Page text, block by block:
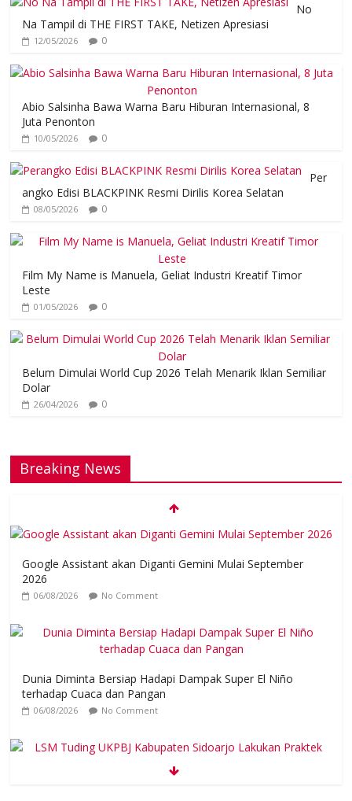
No
Na Tampil di THE FIRST TAKE, Netizen Apresiasi
12/05/2026 0
Abio Salsinha Bawa Warna Baru Hiburan Internasional, 8
Juta Penonton
10/05/2026 0
Per
angko Edisi BLACKPINK Resmi Dirilis Korea Selatan
08/05/2026 0
Film My Name is Manuela, Geliat Industri Kreatif Timor
Leste
01/05/2026 0
Belum Dimulai World Cup 2026 Telah Menarik Iklan Semiliar
Dolar
26/04/2026 0
Breaking News
Google Assistant akan Diganti Gemini Mulai September
2026
06/08/2026 No Comment
Dunia Diminta Bersiap Hadapi Dampak Super El Niño
terhadap Cuaca dan Pangan
06/08/2026 No Comment